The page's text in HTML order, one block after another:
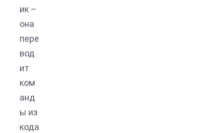
ик –
она
пере
вод
ит
ком
анд
ы из
кода